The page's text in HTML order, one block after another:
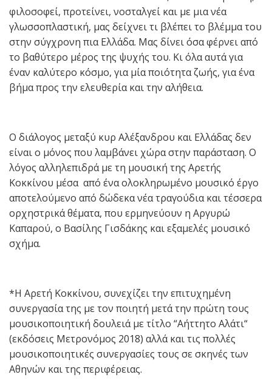
φιλοσοφεί, προτείνει, νοσταλγεί και με μια νέα
γλωσσοπλαστική, μας δείχνει τι βλέπει το βλέμμα του
στην σύγχρονη πια Ελλάδα. Μας δίνει όσα φέρνει από
το βαθύτερο μέρος της ψυχής του. Κι όλα αυτά για
έναν καλύτερο κόσμο, για μία ποιότητα ζωής, για ένα
βήμα προς την ελευθερία και την αλήθεια.
Ο διάλογος μεταξύ κυρ Αλέξανδρου και Ελλάδας δεν
είναι ο μόνος που λαμβάνει χώρα στην παράσταση. Ο
λόγος αλληλεπιδρά με τη μουσική της Αρετής
Κοκκίνου μέσα από ένα ολοκληρωμένο μουσικό έργο
αποτελούμενο από δώδεκα νέα τραγούδια και τέσσερα
ορχηστρικά θέματα, που ερμηνεύουν η Αργυρώ
Καπαρού, ο Βασίλης Γισδάκης και εξαμελές μουσικό
σχήμα.
*Η Αρετή Κοκκίνου, συνεχίζει την επιτυχημένη
συνεργασία της με τον ποιητή μετά την πρώτη τους
μουσικοποιητική δουλειά με τίτλο “Αήττητο Αλάτι“
(εκδόσεις Μετρονόμος 2018) αλλά και τις πολλές
μουσικοποιητικές συνεργασίες τους σε σκηνές των
Αθηνών και της περιφέρειας.